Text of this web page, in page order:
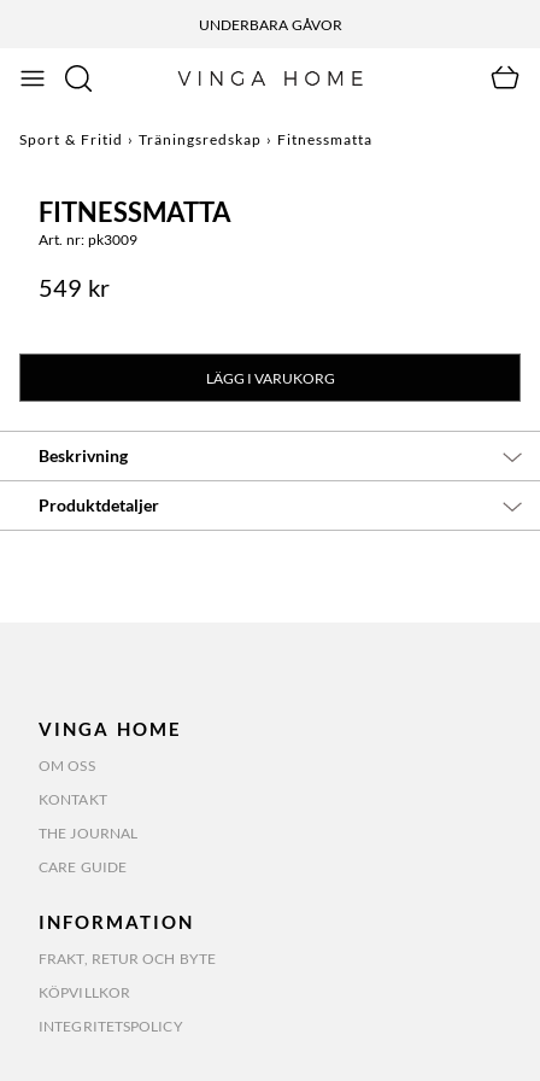
UNDERBARA GÅVOR
Sport & Fritid › Träningsredskap › Fitnessmatta
FITNESSMATTA
Art. nr: pk3009
549 kr
LÄGG I VARUKORG
Beskrivning
Produktdetaljer
VINGA HOME
OM OSS
KONTAKT
THE JOURNAL
CARE GUIDE
INFORMATION
FRAKT, RETUR OCH BYTE
KÖPVILLKOR
INTEGRITETSPOLICY